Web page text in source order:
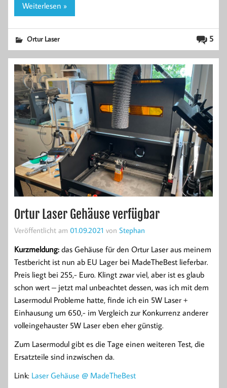
Weiterlesen »
5
Ortur Laser
Ortur Laser Gehäuse verfügbar
Veröffentlicht am 01.09.2021 von Stephan
Kurzmeldung: das Gehäuse für den Ortur Laser aus meinem
Testbericht ist nun ab EU Lager bei MadeTheBest lieferbar.
Preis liegt bei 255,- Euro. Klingt zwar viel, aber ist es glaub
schon wert – jetzt mal unbeachtet dessen, was ich mit dem
Lasermodul Probleme hatte, finde ich ein 5W Laser +
Einhausung um 650,- im Vergleich zur Konkurrenz anderer
volleingehauster 5W Laser eben eher günstig.
Zum Lasermodul gibt es die Tage einen weiteren Test, die
Ersatzteile sind inzwischen da.
Link: Laser Gehäuse @ MadeTheBest